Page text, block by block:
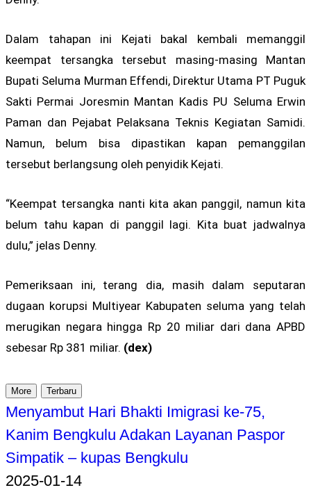
Dalam tahapan ini Kejati bakal kembali memanggil
keempat tersangka tersebut masing-masing Mantan
Bupati Seluma Murman Effendi, Direktur Utama PT Puguk
Sakti Permai Joresmin Mantan Kadis PU Seluma Erwin
Paman dan Pejabat Pelaksana Teknis Kegiatan Samidi.
Namun, belum bisa dipastikan kapan pemanggilan
tersebut berlangsung oleh penyidik Kejati.
“Keempat tersangka nanti kita akan panggil, namun kita
belum tahu kapan di panggil lagi. Kita buat jadwalnya
dulu,” jelas Denny.
Pemeriksaan ini, terang dia, masih dalam seputaran
dugaan korupsi Multiyear Kabupaten seluma yang telah
merugikan negara hingga Rp 20 miliar dari dana APBD
sebesar Rp 381 miliar. (dex)
More Terbaru
Menyambut Hari Bhakti Imigrasi ke-75,
Kanim Bengkulu Adakan Layanan Paspor
Simpatik – kupas Bengkulu
2025-01-14